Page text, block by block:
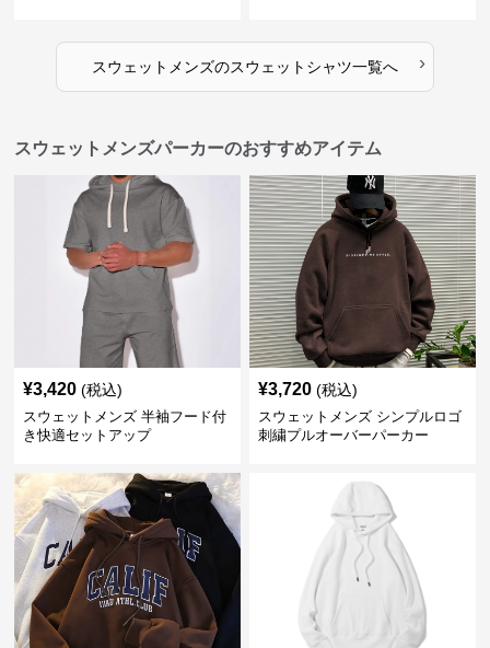
スウェットメンズのスウェットシャツ一覧へ ›
スウェットメンズパーカーのおすすめアイテム
¥3,420 (税込)
スウェットメンズ 半袖フード付
き快適セットアップ
¥3,720 (税込)
スウェットメンズ シンプルロゴ
刺繍プルオーバーパーカー